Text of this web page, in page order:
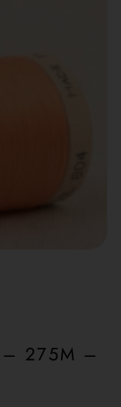
– 275M –